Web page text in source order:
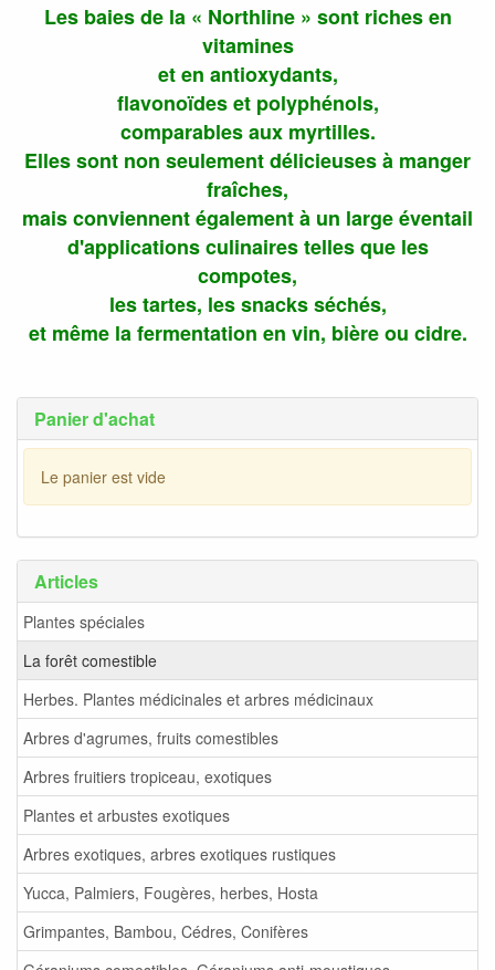
Panier d'achat
Le panier est vide
Articles
Plantes spéciales
La forêt comestible
Herbes. Plantes médicinales et arbres médicinaux
Arbres d'agrumes, fruits comestibles
Arbres fruitiers tropiceau, exotiques
Plantes et arbustes exotiques
Arbres exotiques, arbres exotiques rustiques
Yucca, Palmiers, Fougères, herbes, Hosta
Grimpantes, Bambou, Cédres, Conifères
Les baies de la « Northline » sont riches en
vitamines
et en antioxydants,
flavonoïdes et polyphénols,
comparables aux myrtilles.
Elles sont non seulement délicieuses à manger
fraîches,
mais conviennent également à un large éventail
d'applications culinaires telles que les
compotes,
les tartes, les snacks séchés,
et même la fermentation en vin, bière ou cidre.